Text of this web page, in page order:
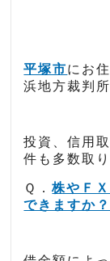
平塚市にお
浜地方裁判
投資、信用
件も多数取
Ｑ．株やＦ
できますか？